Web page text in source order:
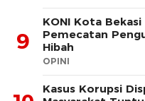
9
KONI Kota
Pemecatan
Hibah
OPINI
Kasus Korupsi